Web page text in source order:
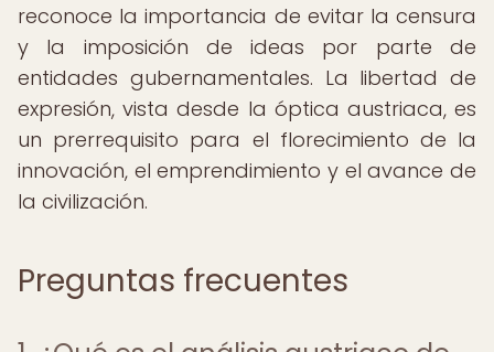
reconoce la importancia de evitar la censura
y la imposición de ideas por parte de
entidades gubernamentales. La libertad de
expresión, vista desde la óptica austriaca, es
un prerrequisito para el florecimiento de la
innovación, el emprendimiento y el avance de
la civilización.
Preguntas frecuentes